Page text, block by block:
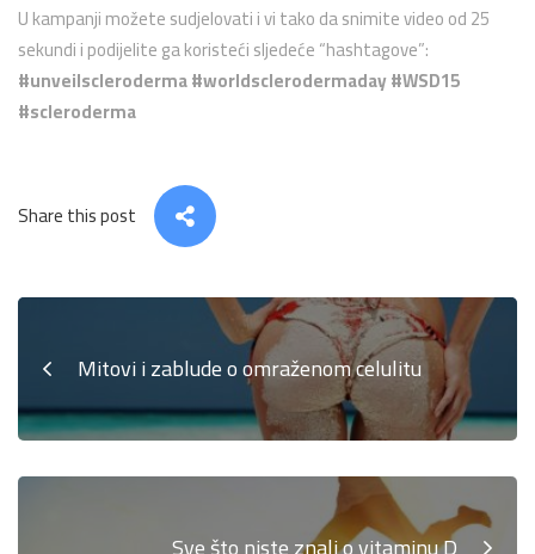
U kampanji možete sudjelovati i vi tako da snimite video od 25
sekundi i podijelite ga koristeći sljedeće “hashtagove”:
#unveilscleroderma #worldsclerodermaday #WSD15
#scleroderma
Share this post
Mitovi i zablude o omraženom celulitu